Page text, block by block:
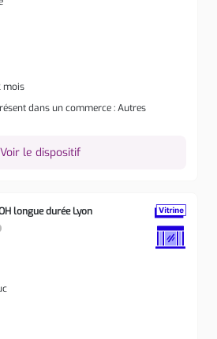
mois
dans un commerce : Autres
Voir le dispositif
longue durée Lyon